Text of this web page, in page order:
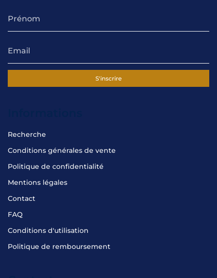
S'inscrire
Recherche
Conditions générales de vente
Politique de confidentialité
Mentions légales
Contact
FAQ
Conditions d'utilisation
Politique de remboursement